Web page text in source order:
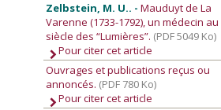
Zelbstein, M. U.. -Mauduyt de La
Varenne (1733-1792), un médecin au
siècle des “Lumières”. (PDF 5049 Ko)
Pour citer cet article
Ouvrages et publications reçus ou
annoncés. (PDF 780 Ko)
Pour citer cet article